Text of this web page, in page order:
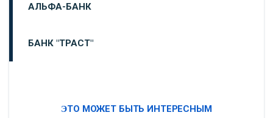
АЛЬФА-БАНК
БАНК "ТРАСТ"
ЭТО МОЖЕТ БЫТЬ ИНТЕРЕСНЫМ